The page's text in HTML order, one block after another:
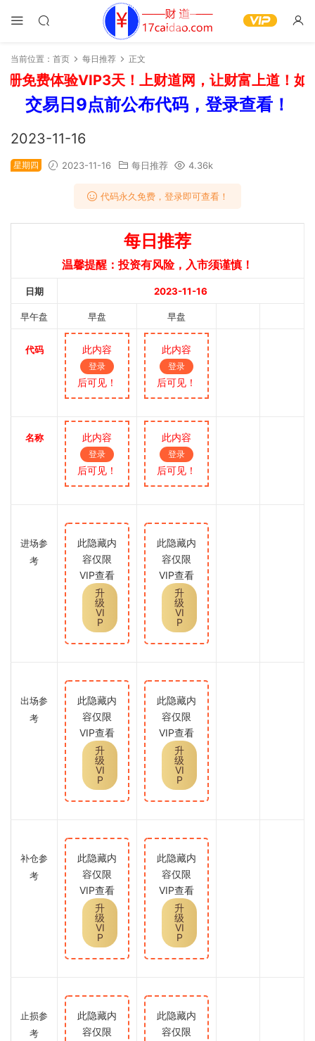
当前位置： 首页 每日推荐 正文
免费体验VIP3天！上财道网，让财富上道！如
交易日9点前公布代码，登录查看！
2023-11-16
星期四 2023-11-16 每日推荐 4.36k
代码永久免费，登录即可查看！
每日推荐
温馨提醒：投资有风险，入市须谨慎！
日期 2023-11-16
早午盘 早盘 早盘
代码 此内容
登录
后可见！
此内容
登录
后可见！
名称 此内容
登录
后可见！
此内容
登录
后可见！
进场参
考
此隐藏内
容仅限
VIP查看
升
级
VI
P
此隐藏内
容仅限
VIP查看
升
级
VI
P
出场参
考
此隐藏内
容仅限
VIP查看
升
级
VI
P
此隐藏内
容仅限
VIP查看
升
级
VI
P
补仓参
考
此隐藏内
容仅限
VIP查看
升
级
VI
P
此隐藏内
容仅限
VIP查看
升
级
VI
P
止损参
考
此隐藏内
容仅限
此隐藏内
容仅限